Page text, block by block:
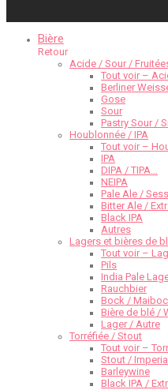
Bière
Retour
Acide / Sour /
Tout voir –
Berliner
Gose
Sour
Pastry Sour /
Houblonnée / IPA
Tout voir –
IPA
DIPA / TIPA…
NEIPA
Pale Ale /
Bitter Ale /
Black IPA
Autres
Lagers et bières de
Tout voir –
Pils
India Pale
Rauchbier
Bock /
Bière de blé /
Lager / Autre
Torréfiée / Stout
Tout voir –
Stout /
Barleywine
Black IPA /